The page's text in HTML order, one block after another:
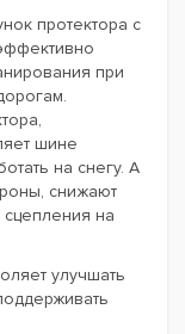
протектора с
при
шине
на снегу. А
снижают
на
улучшать